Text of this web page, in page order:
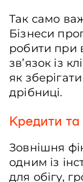
Так само
Бізнеси
робити при
зв’язок із
як
дрібниці.
Кредити та
Зовнішня
одним із
для обігу,